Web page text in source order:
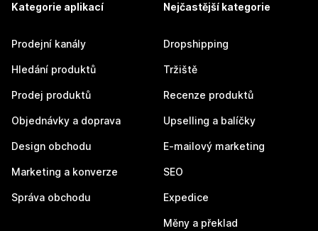
Kategorie aplikací
Prodejní kanály
Hledání produktů
Prodej produktů
Objednávky a doprava
Design obchodu
Marketing a konverze
Správa obchodu
Nejčastější kategorie
Dropshipping
Tržiště
Recenze produktů
Upselling a balíčky
E-mailový marketing
SEO
Expedice
Měny a překlad